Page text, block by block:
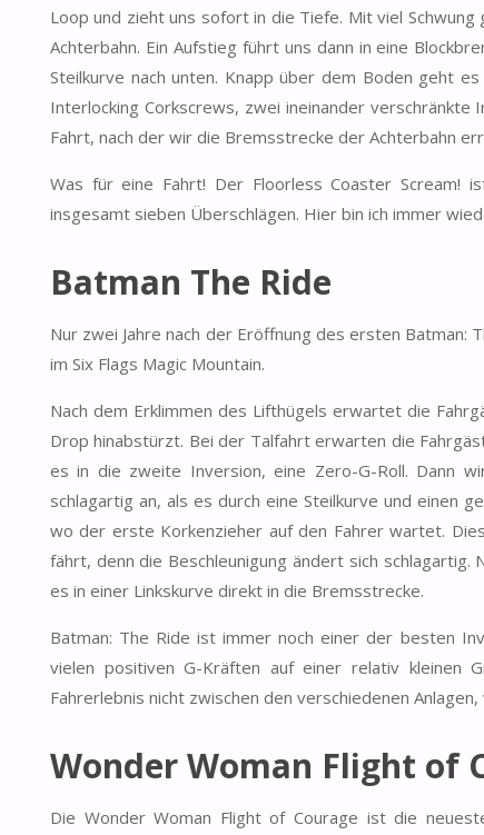
Loop und zieht uns sofort in die Tiefe. Mit viel
Achterbahn. Ein Aufstieg führt uns dann in eine
Steilkurve nach unten. Knapp über dem Boden geht
Interlocking Corkscrews, zwei ineinander
Fahrt, nach der wir die Bremsstrecke der Achterbahn
Was für eine Fahrt! Der Floorless Coaster Scream!
insgesamt sieben Überschlägen. Hier bin ich immer
Batman The Ride
Nur zwei Jahre nach der Eröffnung des ersten Batman:
im Six Flags Magic Mountain.
Nach dem Erklimmen des Lifthügels erwartet die
Drop hinabstürzt. Bei der Talfahrt erwarten die
es in die zweite Inversion, eine Zero-G-Roll. Dann
schlagartig an, als es durch eine Steilkurve und einen
wo der erste Korkenzieher auf den Fahrer wartet.
fährt, denn die Beschleunigung ändert sich
es in einer Linkskurve direkt in die Bremsstrecke.
Batman: The Ride ist immer noch einer der besten
vielen positiven G-Kräften auf einer relativ kleinen
Fahrerlebnis nicht zwischen den verschiedenen
Wonder Woman Flight of
Die Wonder Woman Flight of Courage ist die